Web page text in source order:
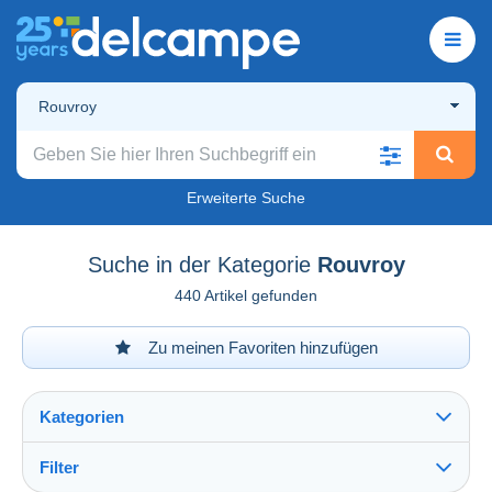
Rouvroy
Erweiterte Suche
Suche in der Kategorie Rouvroy
440 Artikel gefunden
Zu meinen Favoriten hinzufügen
Kategorien
Filter